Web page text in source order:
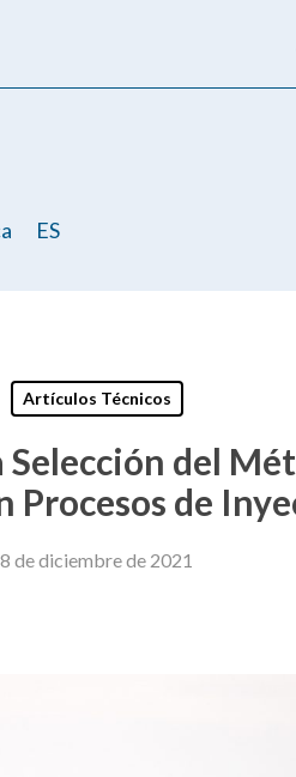
ES
Artículos Técnicos
del
de
de diciembre de 2021